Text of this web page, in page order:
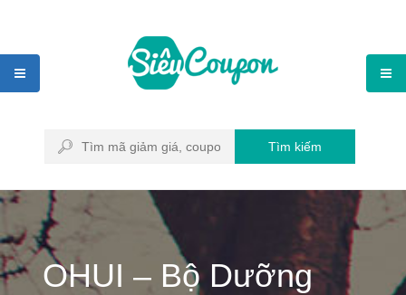
Tìm kiếm
OHUI – Bộ Dưỡng